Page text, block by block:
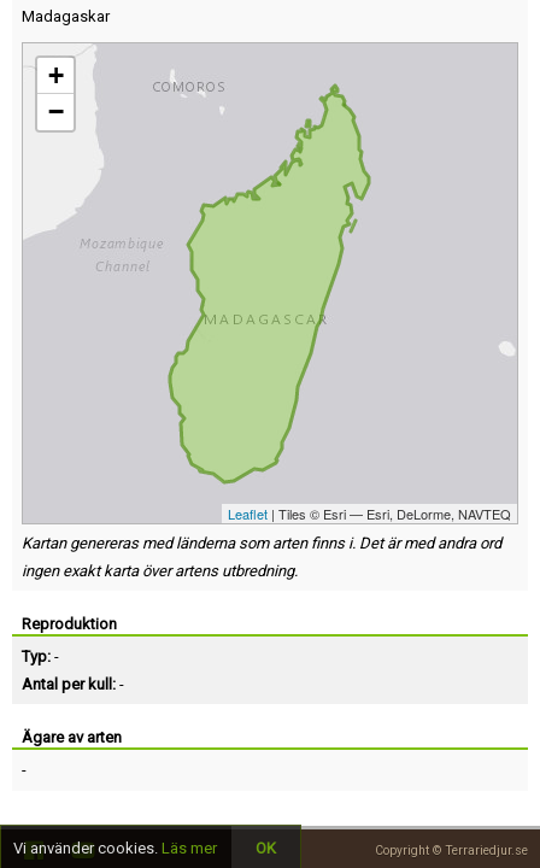
Madagaskar
+
−
Leaflet | Tiles © Esri — Esri, DeLorme, NAVTEQ
Kartan genereras med länderna som arten finns i. Det är med andra ord
ingen exakt karta över artens utbredning.
Reproduktion
Typ: -
Antal per kull: -
Ägare av arten
-
Copyright © Terrariedjur.se
Vi använder cookies. Läs mer OK